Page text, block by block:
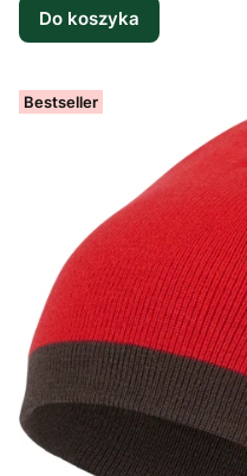
Do koszyka
Bestseller